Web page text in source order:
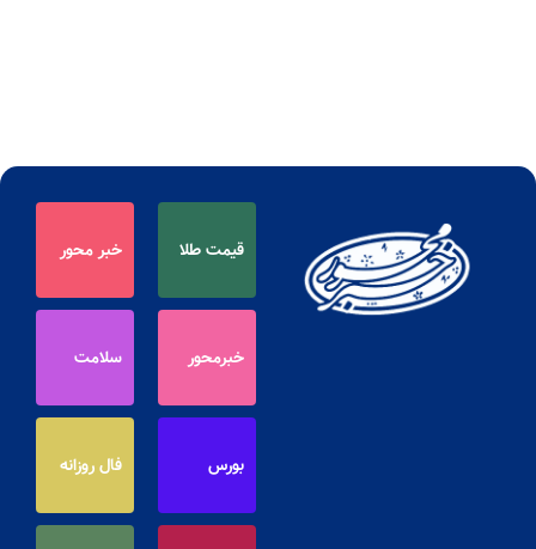
قیمت طلا خبر محور
خبرمحور سلامت
بورس فال روزانه